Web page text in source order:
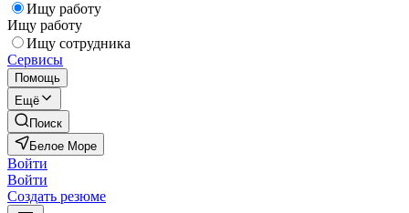
Ищу работу
Ищу работу
Ищу сотрудника
Сервисы
Помощь
Ещё
Поиск
Белое Море
Войти
Войти
Создать резюме